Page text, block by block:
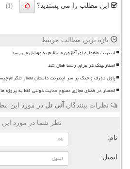
این مطلب را می پسندید؟ (1)
تازه ترین مطالب مرتبط
اینترنت ماهواره ای آمازون مستقیم به موبایل می رسد
استارلینک در عراق رسما فعال شد
پاول دورف و جنگ بر سر اینترنت داستان معمار تلگرام
انحصار در فضای مجازی ممنوع حمایت دولتی فقط به پروژه
نظرات بینندگان آنی تل در مورد این
نظر شما در مورد
نام:
ایمیل: